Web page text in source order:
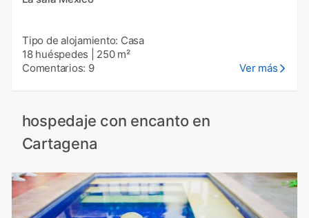
Tipo de alojamiento: Casa
18 huéspedes
250 m²
Comentarios: 9
Ver más
hospedaje con encanto en
Cartagena